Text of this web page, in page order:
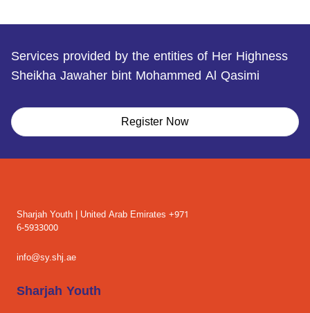
Services provided by the entities of Her Highness
Sheikha Jawaher bint Mohammed Al Qasimi
Register Now
Sharjah Youth | United Arab Emirates +971
6-5933000
info@sy.shj.ae
Sharjah Youth